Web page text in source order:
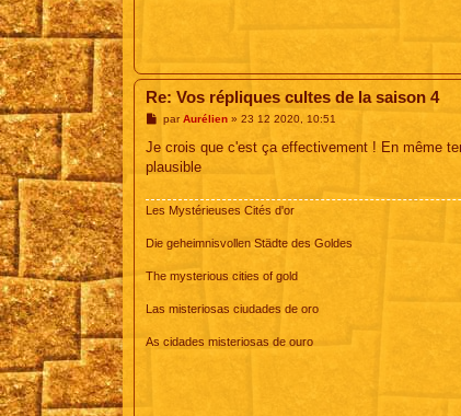
Re: Vos répliques cultes de la saison 4
M
s
a
parAurélien» 23 12 2020, 10:51
Je crois que c'est ça effectivement ! En même
plausible
Les Mystérieuses Cités d'or
Die geheimnisvollen Städte des Goldes
The mysterious cities of gold
Las misteriosas ciudades de oro
As cidades misteriosas de ouro